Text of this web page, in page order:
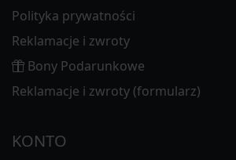
Polityka prywatności
Reklamacje i zwroty
Bony Podarunkowe
Reklamacje i zwroty (formularz)
KONTO